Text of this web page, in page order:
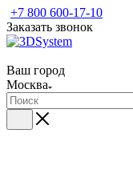
+7 800 600-17-10
Заказать звонок
Ваш город
Москва